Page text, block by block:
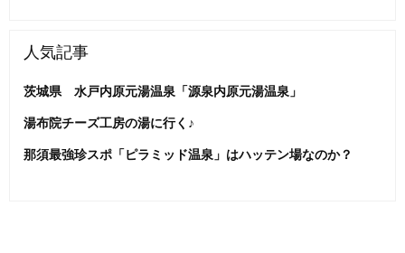
人気記事
茨城県 水戸内原元湯温泉「源泉内原元湯温泉」
湯布院チーズ工房の湯に行く♪
那須最強珍スポ「ピラミッド温泉」はハッテン場なのか？